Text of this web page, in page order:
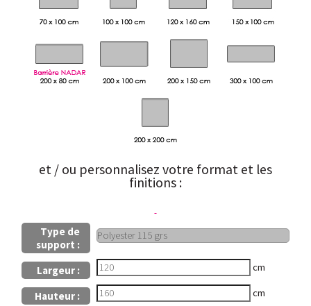
et / ou personnalisez votre format et les
finitions :
Type de
support :
Largeur :
cm
Hauteur : cm